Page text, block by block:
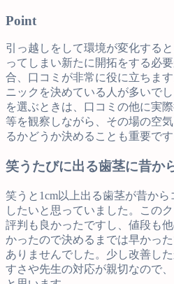
Point
引っ越しをして環境が変化する
ってしまい新たに開拓をする必
合、口コミが非常に役に立ちま
ニックを決めている人が多いで
を選ぶときは、口コミの他に実
等を観察しながら、その場の空
るかどうか決めることも重要です
笑うたびに出る歯茎に昔か
笑うと1cm以上出る歯茎が昔か
したいと思っていました。この
評判も良かったですし、値段も
かったので決めるまでは早かっ
ありませんでした。少し改善し
すさや先生の対応が親切なので